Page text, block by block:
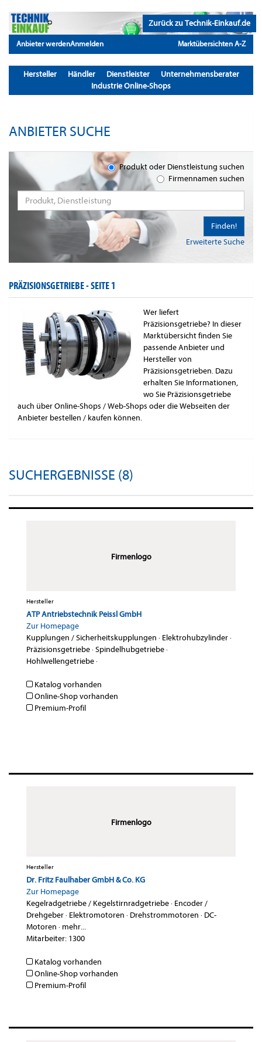
Zurück zu Technik-Einkauf.de
Anbieter werdenAnmelden Marktübersichten A-Z
Hersteller Händler Dienstleister
Unternehmensberater
Industrie Online-Shops
ANBIETER SUCHE
Produkt oder Dienstleistung suchen
Firmennamen suchen
Erweiterte Suche
Finden!
PRÄZISIONSGETRIEBE -SEITE 1
Wer liefert
Präzisionsgetriebe? In dieser
Marktübersicht finden Sie
passende Anbieter und
Hersteller von
Präzisionsgetrieben. Dazu
erhalten Sie Informationen,
wo Sie Präzisionsgetriebe
auch über Online-Shops / Web-Shops oder die Webseiten der
Anbieter bestellen / kaufen können.
SUCHERGEBNISSE (8)
Firmenlogo
Hersteller
ATP Antriebstechnik Peissl GmbH
Zur Homepage
Kupplungen / Sicherheitskupplungen · Elektrohubzylinder·
Präzisionsgetriebe·Spindelhubgetriebe·
Hohlwellengetriebe·
Katalog vorhanden
Online-Shop vorhanden
Premium-Profil
Firmenlogo
Hersteller
Dr. Fritz Faulhaber GmbH & Co. KG
Zur Homepage
Kegelradgetriebe / Kegelstirnradgetriebe· Encoder /
Drehgeber· Elektromotoren · Drehstrommotoren · DC-
Motoren · mehr...
Mitarbeiter: 1300
Katalog vorhanden
Online-Shop vorhanden
Premium-Profil